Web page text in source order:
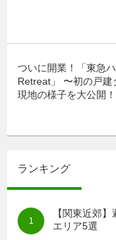
ついに開業！「東急
Retreat」 〜初の戸
現地の様子を大公開
ランキング
【関東近郊
エリア5選